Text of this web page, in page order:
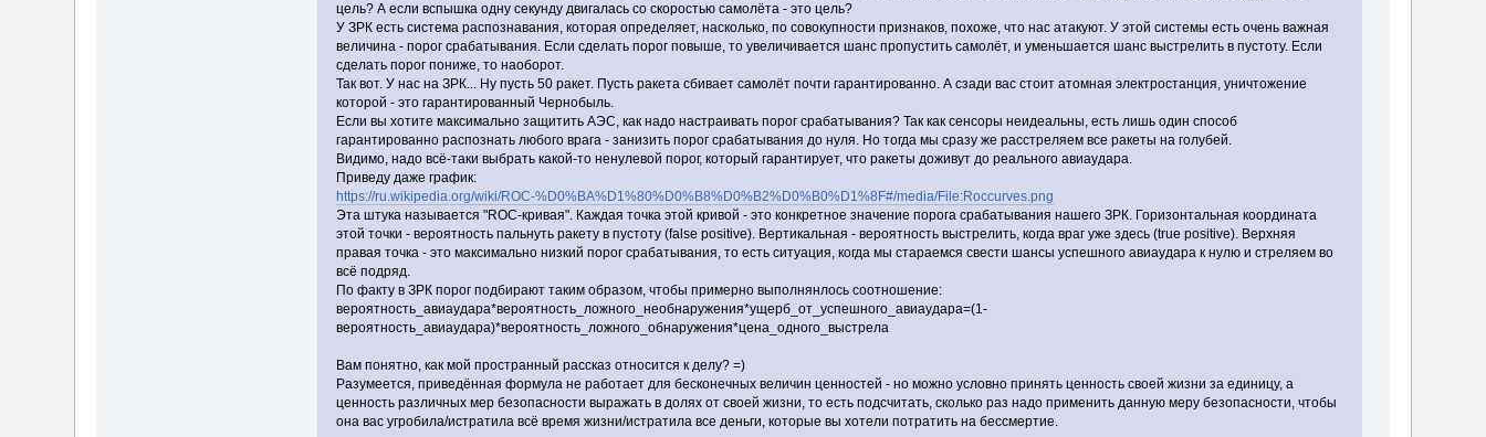
цель? А если вспышка одну секунду двигалась со скоростью самолёта - это цель?
У ЗРК есть система распознавания, которая определяет, насколько, по совокупности признаков, похоже, что нас атакуют. У этой системы есть очень важная
величина - порог срабатывания. Если сделать порог повыше, то увеличивается шанс пропустить самолёт, и уменьшается шанс выстрелить в пустоту. Если
сделать порог пониже, то наоборот.
Так вот. У нас на ЗРК... Ну пусть 50 ракет. Пусть ракета сбивает самолёт почти гарантированно. А сзади вас стоит атомная электростанция, уничтожение
которой - это гарантированный Чернобыль.
Если вы хотите максимально защитить АЭС, как надо настраивать порог срабатывания? Так как сенсоры неидеальны, есть лишь один способ
гарантированно распознать любого врага - занизить порог срабатывания до нуля. Но тогда мы сразу же расстреляем все ракеты на голубей.
Видимо, надо всё-таки выбрать какой-то ненулевой порог, который гарантирует, что ракеты доживут до реального авиаудара.
Приведу даже график:
https://ru.wikipedia.org/wiki/ROC-%D0%BA%D1%80%D0%B8%D0%B2%D0%B0%D1%8F#/media/File:Roccurves.png
Эта штука называется "ROC-кривая". Каждая точка этой кривой - это конкретное значение порога срабатывания нашего ЗРК. Горизонтальная координата
этой точки - вероятность пальнуть ракету в пустоту (false positive). Вертикальная - вероятность выстрелить, когда враг уже здесь (true positive). Верхняя
правая точка - это максимально низкий порог срабатывания, то есть ситуация, когда мы стараемся свести шансы успешного авиаудара к нулю и стреляем во
всё подряд.
По факту в ЗРК порог подбирают таким образом, чтобы примерно выполнянлось соотношение:
вероятность_авиаудара*вероятность_ложного_необнаружения*ущерб_от_успешного_авиаудара=(1-
вероятность_авиаудара)*вероятность_ложного_обнаружения*цена_одного_выстрела
Вам понятно, как мой пространный рассказ относится к делу? =)
Разумеется, приведённая формула не работает для бесконечных величин ценностей - но можно условно принять ценность своей жизни за единицу, а
ценность различных мер безопасности выражать в долях от своей жизни, то есть подсчитать, сколько раз надо применить данную меру безопасности, чтобы
она вас угробила/истратила всё время жизни/истратила все деньги, которые вы хотели потратить на бессмертие.